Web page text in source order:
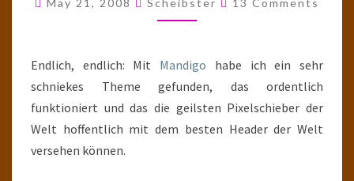
UND
May 21, 2008 Scheibster 13 Comments
Endlich, endlich: Mit Mandigo habe ich ein sehr
schniekes Theme gefunden, das ordentlich
funktioniert und das die geilsten Pixelschieber der
Welt hoffentlich mit dem besten Header der Welt
versehen können.